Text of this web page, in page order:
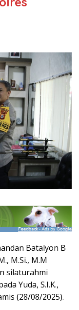
Batalyon B
M.Si., M.M
silaturahmi
Yuda, S.I.K.,
(28/08/2025).